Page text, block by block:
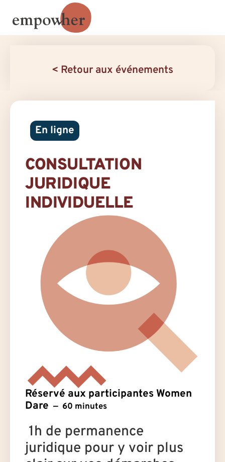
< Retour aux événements
En ligne
CONSULTATION
JURIDIQUE
INDIVIDUELLE
Réservé aux participantes Women
Dare
60 minutes
️ 1h de permanence
juridique pour y voir plus